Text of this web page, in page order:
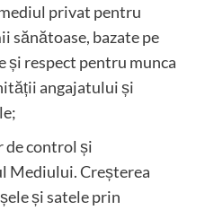
privat pentru
sănătoase, bazate pe
respect pentru munca
angajatului și
de control și
Mediului. Creșterea
și satele prin